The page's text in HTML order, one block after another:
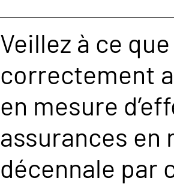
Veillez à ce
correctement
en mesure
assurances
décennale par